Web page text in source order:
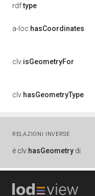
rdf:type
a-loc:hasCoordinates
clv:isGeometryFor
clv:hasGeometryType
RELAZIONI INVERSE
è clv:hasGeometry di